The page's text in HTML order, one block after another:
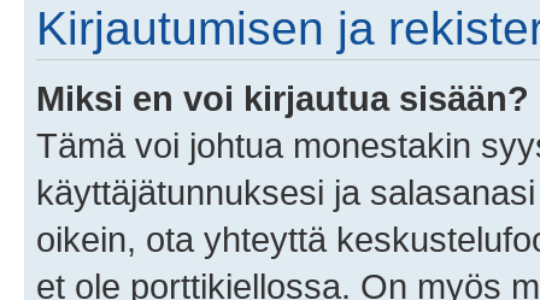
Kirjautumisen ja
Miksi en voi kirjautua sisään?
Tämä voi johtua monestakin
käyttäjätunnuksesi ja
oikein, ota yhteyttä
et ole porttikiellossa. On myös